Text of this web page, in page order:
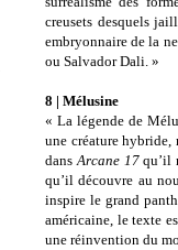
creusets desquels
embryonnaire de la
ou Salvador Dali. »
8 | Mélusine
« La légende de
une créature hybride,
dansArcane 17qu’il
qu’il découvre au
inspire le grand
américaine, le texte
une réinvention du